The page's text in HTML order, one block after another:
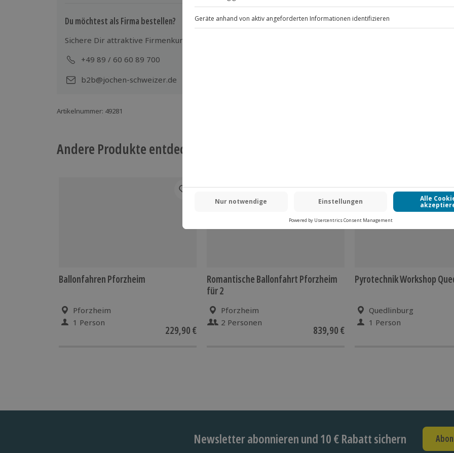
Mitzubringen: wetterfeste Kleidung, festes Schuhwerk
Wird gestellt: Schutzbrille, Gehörschutz, Schutzhandschuhe
Teilnehmer
Du möchtest als Firma bestellen?
Sichere Dir attraktive Firmenkunden Vorteile.
+49 89 / 60 60 89 700
b2b@jochen-schweizer.de
Artikelnummer: 49281
Andere Produkte entdecken
Ballonfahren Pforzheim
Pforzheim
1 Person
229,90 €
Romantische Ballonfahrt Pforzheim
für 2
Pforzheim
2 Personen
839,90 €
Pyrotechnik Workshop
Quedlinburg
1 Person
Newsletter abonnieren und 10 € Rabatt sichern